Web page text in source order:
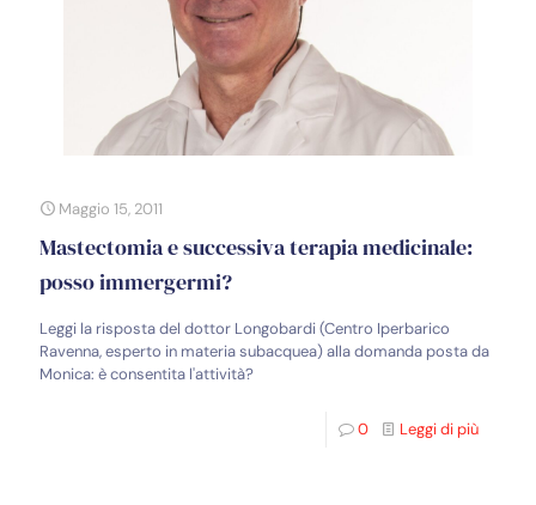
Maggio 15, 2011
Mastectomia e successiva terapia medicinale:
posso immergermi?
Leggi la risposta del dottor Longobardi (Centro Iperbarico
Ravenna, esperto in materia subacquea) alla domanda posta da
Monica: è consentita l'attività?
0 Leggi di più